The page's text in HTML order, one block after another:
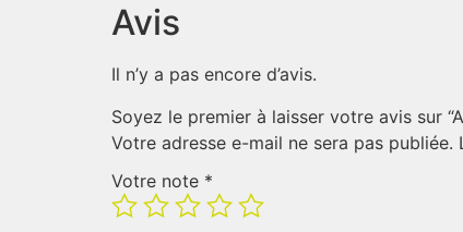
Avis
Il n’y a pas encore d’avis.
Soyez le premier à laisser votre avis sur
Votre adresse e-mail ne sera pas publiée.
Votre note *